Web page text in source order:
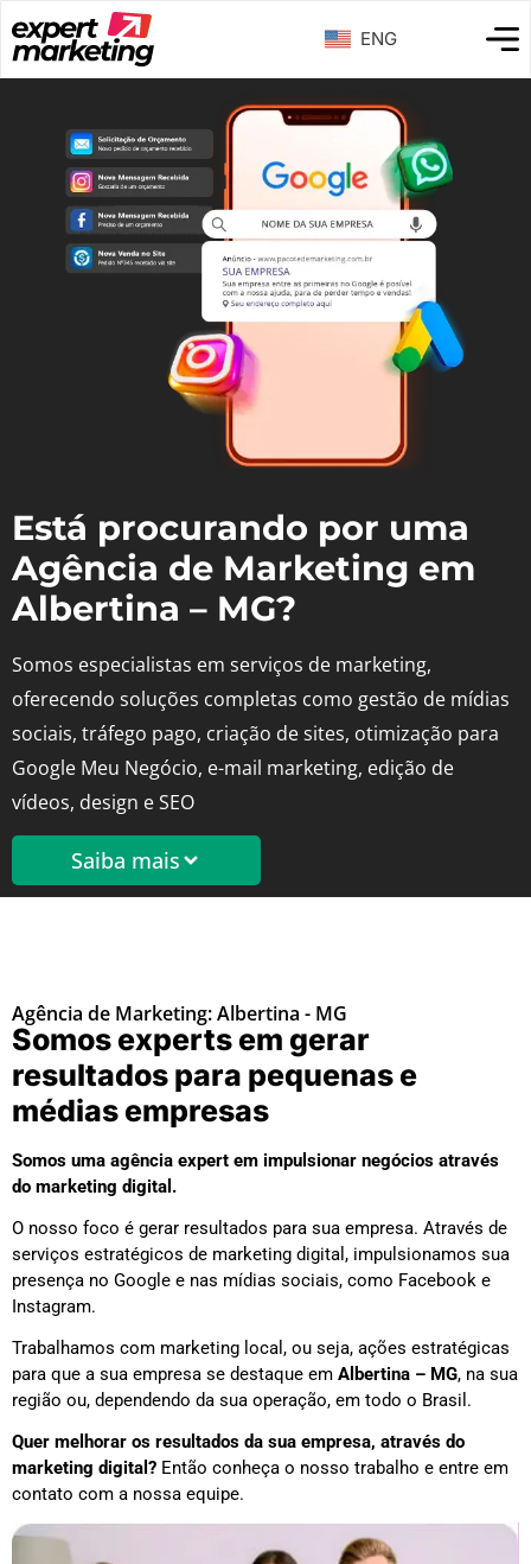
ENG
Está procurando por uma
Agência de Marketing em
Albertina – MG?
Somos especialistas em serviços de marketing,
oferecendo soluções completas como gestão de mídias
sociais, tráfego pago, criação de sites, otimização para
Google Meu Negócio, e-mail marketing, edição de
vídeos, design e SEO
Saiba mais
Agência de Marketing: Albertina - MG
Somos experts em gerar
resultados para pequenas e
médias empresas
Somos uma agência expert em impulsionar negócios através
do marketing digital.
O nosso foco é gerar resultados para sua empresa. Através de
serviços estratégicos de marketing digital, impulsionamos sua
presença no Google e nas mídias sociais, como Facebook e
Instagram.
Trabalhamos com marketing local, ou seja, ações estratégicas
para que a sua empresa se destaque em Albertina – MG, na sua
região ou, dependendo da sua operação, em todo o Brasil.
Quer melhorar os resultados da sua empresa, através do
marketing digital? Então conheça o nosso trabalho e entre em
contato com a nossa equipe.